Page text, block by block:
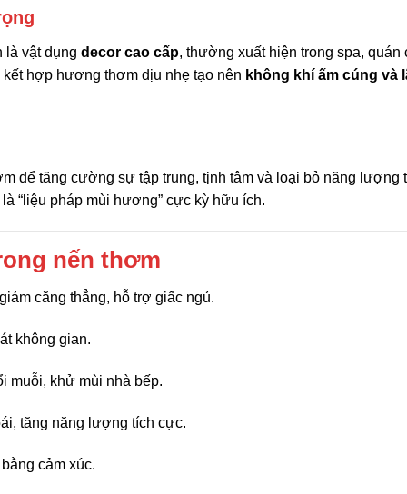
là vật dụng decor cao cấp, thường xuất hiện trong spa, quán
hợp hương thơm dịu nhẹ tạo nên không khí ấm cúng và
để tăng cường sự tập trung, tịnh tâm và loại bỏ năng lượng
“liệu pháp mùi hương” cực kỳ hữu ích.
nến thơm
căng thẳng, hỗ trợ giấc ngủ.
không gian.
muỗi, khử mùi nhà bếp.
tăng năng lượng tích cực.
cảm xúc.